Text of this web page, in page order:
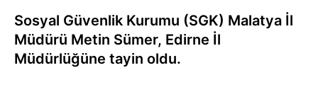
Sosyal Güvenlik Kurumu (SGK) Malatya İl
Müdürü Metin Sümer, Edirne İl
Müdürlüğüne tayin oldu.